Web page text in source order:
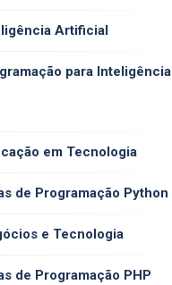
Artificial
para Inteligência
em Tecnologia
de Programação Python
e Tecnologia
de Programação PHP